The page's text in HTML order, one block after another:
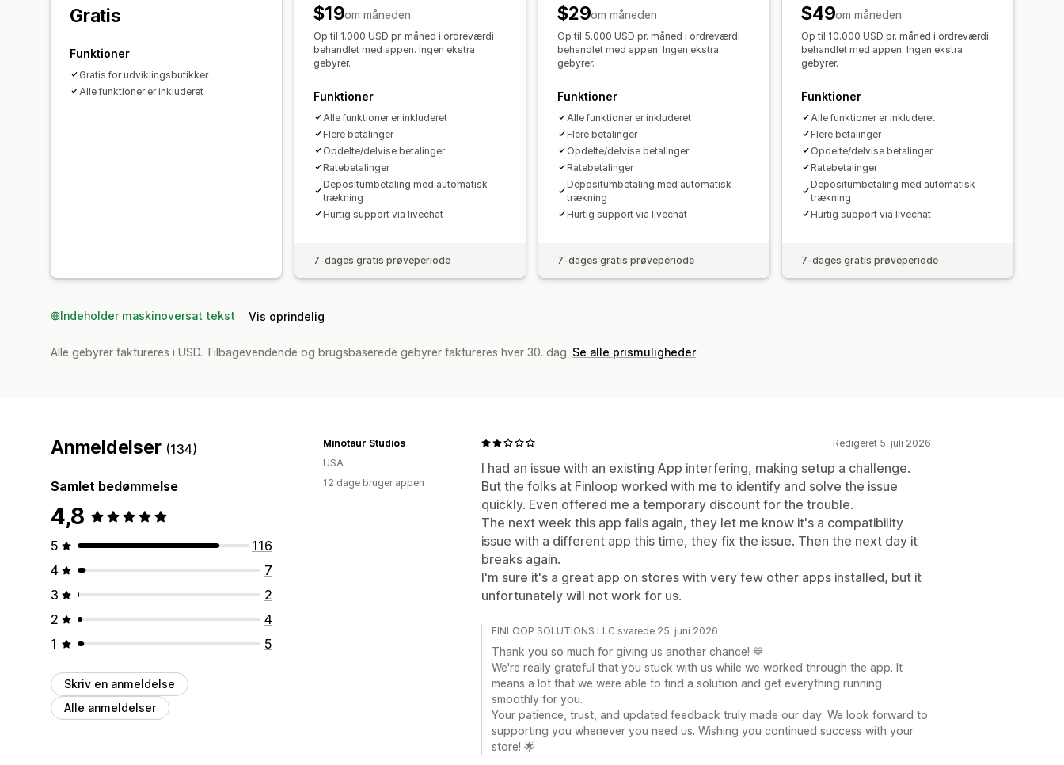
Gratis
Funktioner
Gratis for udviklingsbutikker
Alle funktioner er inkluderet
$19om måneden
Op til 1.000 USD pr. måned i ordreværdi
behandlet med appen. Ingen ekstra
gebyrer.
Funktioner
Alle funktioner er inkluderet
Flere betalinger
Opdelte/delvise betalinger
Ratebetalinger
Depositumbetaling med automatisk
trækning
Hurtig support via livechat
7-dages gratis prøveperiode
$29om måneden
Op til 5.000 USD pr. måned i ordreværdi
behandlet med appen. Ingen ekstra
gebyrer.
Funktioner
Alle funktioner er inkluderet
Flere betalinger
Opdelte/delvise betalinger
Ratebetalinger
Depositumbetaling med automatisk
trækning
Hurtig support via livechat
7-dages gratis prøveperiode
$49om måneden
Op til 10.000 USD pr. måned i ordreværdi
behandlet med appen. Ingen ekstra
gebyrer.
Funktioner
Alle funktioner er inkluderet
Flere betalinger
Opdelte/delvise betalinger
Ratebetalinger
Depositumbetaling med automatisk
trækning
Hurtig support via livechat
7-dages gratis prøveperiode
Indeholder maskinoversat tekst Vis oprindelig
Alle gebyrer faktureres i USD. Tilbagevendende og brugsbaserede gebyrer faktureres hver 30. dag. Se alle prismuligheder
Anmeldelser (134)
Samlet bedømmelse
4,8
5
116
4
7
3
2
2
4
1
5
Skriv en anmeldelse
Alle anmeldelser
Redigeret 5. juli 2026
I had an issue with an existing App interfering, making setup a challenge.
But the folks at Finloop worked with me to identify and solve the issue
quickly. Even offered me a temporary discount for the trouble.
The next week this app fails again, they let me know it's a compatibility
issue with a different app this time, they fix the issue. Then the next day it
breaks again.
I'm sure it's a great app on stores with very few other apps installed, but it
unfortunately will not work for us.
Minotaur Studios
USA
12 dage bruger appen
FINLOOP SOLUTIONS LLC svarede 25. juni 2026
Thank you so much for giving us another chance! 💙
We're really grateful that you stuck with us while we worked through the app. It
means a lot that we were able to find a solution and get everything running
smoothly for you.
Your patience, trust, and updated feedback truly made our day. We look forward to
supporting you whenever you need us. Wishing you continued success with your
store! 🌟